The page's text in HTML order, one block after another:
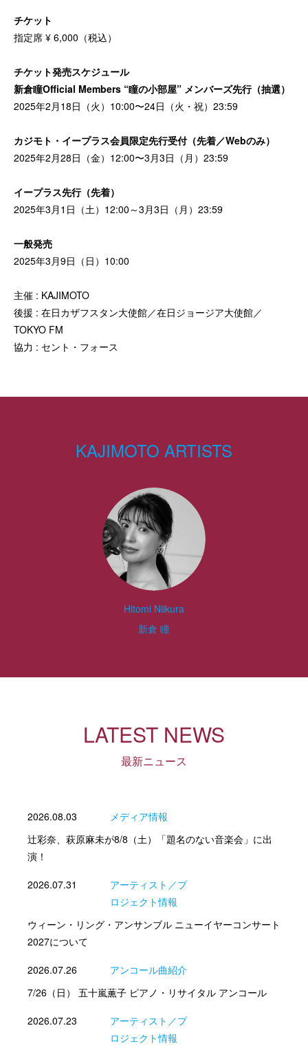
チケット
指定席 ¥ 6,000（税込）
チケット発売スケジュール
新倉瞳Official Members “瞳の小部屋” メンバーズ先行（抽選）
2025年2月18日（火）10:00〜24日（火・祝）23:59
カジモト・イープラス会員限定先行受付（先着／Webのみ）
2025年2月28日（金）12:00〜3月3日（月）23:59
イープラス先行（先着）
2025年3月1日（土）12:00～3月3日（月）23:59
一般発売
2025年3月9日（日）10:00
主催 : KAJIMOTO
後援 : 在日カザフスタン大使館／在日ジョージア大使館／
TOKYO FM
協力 : セント・フォース
KAJIMOTO ARTISTS
Hitomi Niikura
新倉 瞳
LATEST NEWS
最新ニュース
2026.08.03
メディア情報
辻彩奈、萩原麻未が8/8（土）「題名のない音楽会」に出
演！
2026.07.31
アーティスト／プ
ロジェクト情報
ウィーン・リング・アンサンブル ニューイヤーコンサート
2027について
2026.07.26
アンコール曲紹介
7/26（日） 五十嵐薫子 ピアノ・リサイタル アンコール
2026.07.23
アーティスト／プ
ロジェクト情報